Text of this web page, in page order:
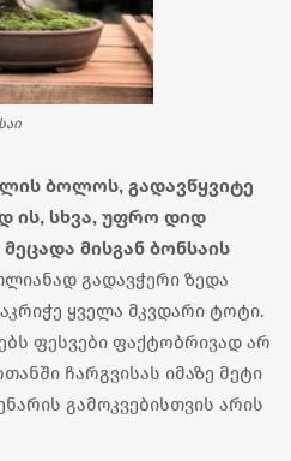
ბოლოს, გადავწყვიტე
ის, სხვა, უფრო დიდ
მისგან ბონსაის
გადავჭერი ზედა
ყველა მკვდარი ტოტი.
ფესვები ფაქტობრივად არ
ჩარგვისას იმაზე მეტი
გამოკვებისთვის არის